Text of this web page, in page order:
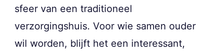
sfeer van een traditioneel
verzorgingshuis. Voor wie samen ouder
wil worden, blijft het een interessant,